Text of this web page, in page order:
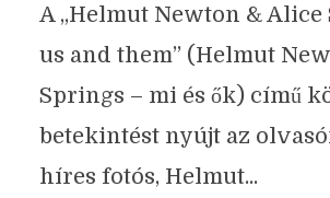
A „Helmut Newton & Alice
us and them” (Helmut
Springs – mi és ők) című
betekintést nyújt az
híres fotós, Helmut...